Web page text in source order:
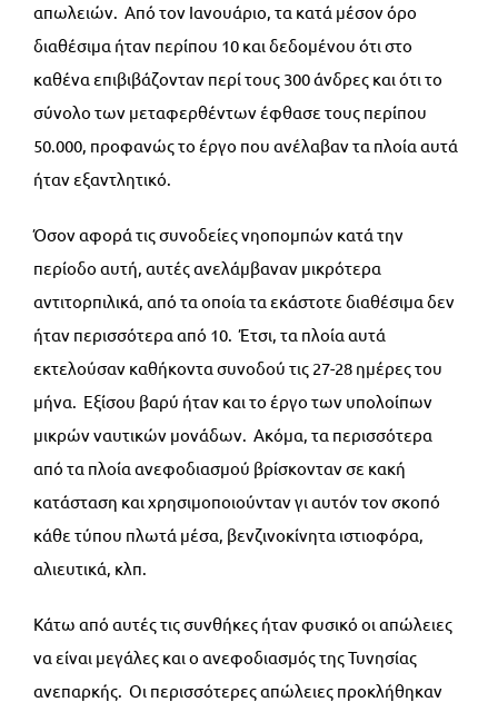
απωλειών. Από τον Ιανουάριο, τα κατά μέσον όρο
διαθέσιμα ήταν περίπου 10 και δεδομένου ότι στο
καθένα επιβιβάζονταν περί τους 300 άνδρες και ότι το
σύνολο των μεταφερθέντων έφθασε τους περίπου
50.000, προφανώς το έργο που ανέλαβαν τα πλοία αυτά
ήταν εξαντλητικό.
Όσον αφορά τις συνοδείες νηοπομπών κατά την
περίοδο αυτή, αυτές ανελάμβαναν μικρότερα
αντιτορπιλικά, από τα οποία τα εκάστοτε διαθέσιμα δεν
ήταν περισσότερα από 10. Έτσι, τα πλοία αυτά
εκτελούσαν καθήκοντα συνοδού τις 27-28 ημέρες του
μήνα. Εξίσου βαρύ ήταν και το έργο των υπολοίπων
μικρών ναυτικών μονάδων. Ακόμα, τα περισσότερα
από τα πλοία ανεφοδιασμού βρίσκονταν σε κακή
κατάσταση και χρησιμοποιούνταν γι αυτόν τον σκοπό
κάθε τύπου πλωτά μέσα, βενζινοκίνητα ιστιοφόρα,
αλιευτικά, κλπ.
Κάτω από αυτές τις συνθήκες ήταν φυσικό οι απώλειες
να είναι μεγάλες και ο ανεφοδιασμός της Τυνησίας
ανεπαρκής. Οι περισσότερες απώλειες προκλήθηκαν